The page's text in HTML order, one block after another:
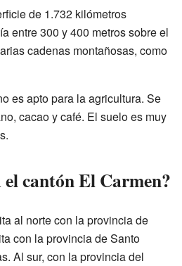
de 1.732 kilómetros
entre 300 y 400 metros sobre el
cadenas montañosas, como
es apto para la agricultura. Se
cacao y café. El suelo es muy
el cantón El Carmen?
al norte con la provincia de
con la provincia de Santo
Al sur, con la provincia del